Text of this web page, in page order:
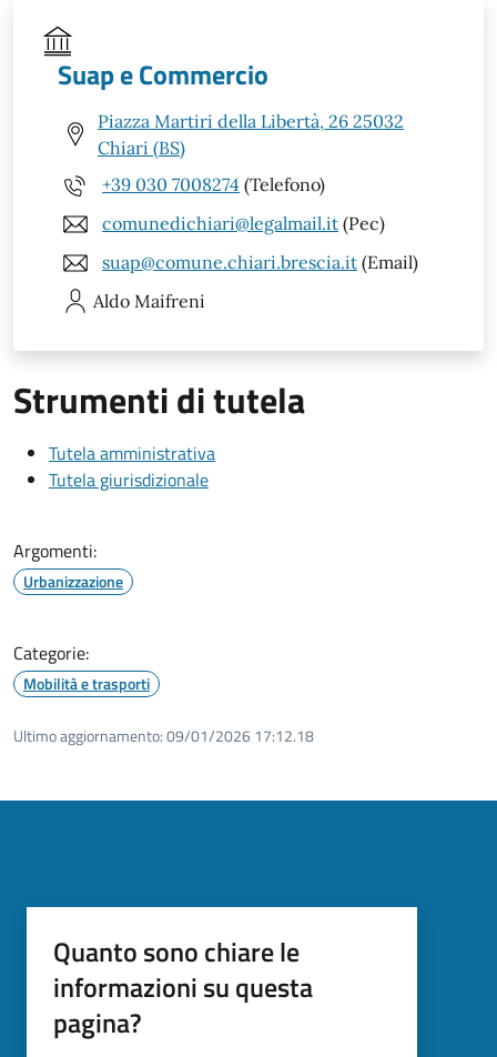
Suap e Commercio
Piazza Martiri della Libertà, 26 25032
Chiari (BS)
+39 030 7008274 (Telefono)
comunedichiari@legalmail.it (Pec)
suap@comune.chiari.brescia.it (Email)
Aldo Maifreni
Strumenti di tutela
Tutela amministrativa
Tutela giurisdizionale
Argomenti:
Urbanizzazione
Categorie:
Mobilità e trasporti
Ultimo aggiornamento:09/01/2026 17:12.18
Quanto sono chiare le
informazioni su questa
pagina?